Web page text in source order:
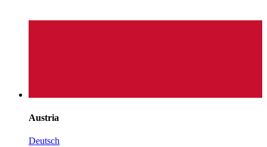
Austria
Deutsch